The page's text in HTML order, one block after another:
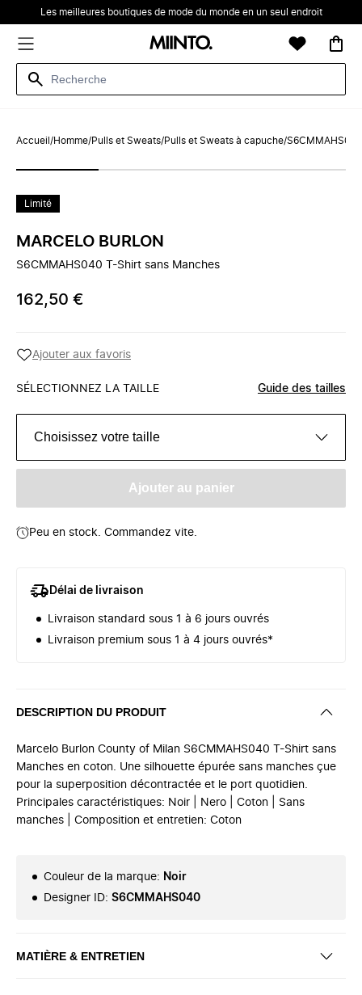
Les meilleures boutiques de mode du monde en un seul endroit
Accueil /Homme/Pulls et Sweats/Pulls et Sweats à capuche/
Limité
MARCELO BURLON
S6CMMAHS040 T-Shirt sans Manches
162,50 €
Ajouter aux favoris
SÉLECTIONNEZ LA TAILLE Guide des tailles
Choisissez votre taille
Ajouter au panier
Peu en stock. Commandez vite.
Délai de livraison
Livraison standard sous 1 à 6 jours ouvrés
Livraison premium sous 1 à 4 jours ouvrés*
DESCRIPTION DU PRODUIT
Marcelo Burlon County of Milan S6CMMAHS040 T-Shirt sans
Manches en coton. Une silhouette épurée sans manches çue
pour la superposition décontractée et le port quotidien.
Principales caractéristiques: Noir | Nero | Coton | Sans
manches | Composition et entretien: Coton
Couleur de la marque: Noir
Designer ID: S6CMMAHS040
MATIÈRE & ENTRETIEN